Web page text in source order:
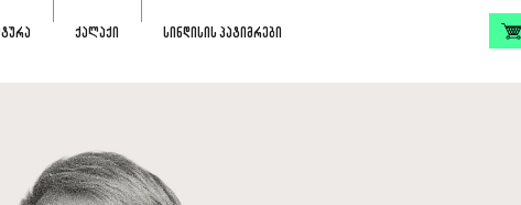
ᲥᲐᲚᲐᲥᲘ ᲡᲘᲜᲓᲘᲡᲘᲡ ᲞᲐᲢᲘᲛᲠᲔᲑᲘ